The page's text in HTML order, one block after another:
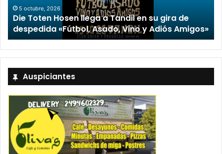
5 octubre, 2026
Die Toten Hosen llega a Tandil en su gira de
despedida «Fútbol, Asado, Vino y Adiós Amigos»
Auspiciantes